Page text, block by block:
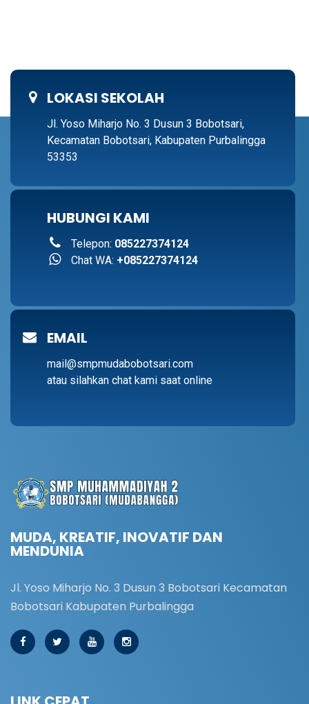
LOKASI SEKOLAH
Jl. Yoso Miharjo No. 3 Dusun 3 Bobotsari,
Kecamatan Bobotsari, Kabupaten Purbalingga
53353
HUBUNGI KAMI
Telepon: 085227374124
Chat WA: +085227374124
EMAIL
mail@smpmudabobotsari.com
atau silahkan chat kami saat online
MUDA, KREATIF, INOVATIF DAN
MENDUNIA
Jl. Yoso Miharjo No. 3 Dusun 3 Bobotsari Kecamatan
Bobotsari Kabupaten Purbalingga